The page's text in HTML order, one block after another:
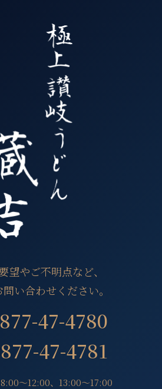
望やご不明点など、
い合わせください。
47-4780
47-4781
8:00～12:00、13:00～17:00